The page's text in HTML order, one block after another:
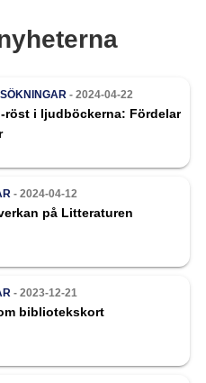
- 2024-04-22
röst i ljudböckerna: Fördelar
- 2024-04-12
på Litteraturen
- 2023-12-21
bibliotekskort